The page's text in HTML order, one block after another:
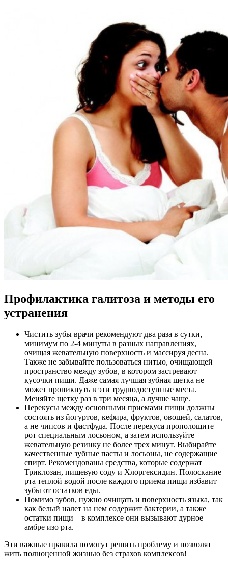
Профилактика галитоза и методы его
устранения
Чистить зубы врачи рекомендуют два раза в сутки,
минимум по 2-4 минуты в разных направлениях,
очищая жевательную поверхность и массируя десна.
Также не забывайте пользоваться нитью, очищающей
пространство между зубов, в котором застревают
кусочки пищи. Даже самая лучшая зубная щетка не
может проникнуть в эти труднодоступные места.
Меняйте щетку раз в три месяца, а лучше чаще.
Перекусы между основными приемами пищи должны
состоять из йогуртов, кефира, фруктов, овощей, салатов,
а не чипсов и фастфуда. После перекуса прополощите
рот специальным лосьоном, а затем используйте
жевательную резинку не более трех минут. Выбирайте
качественные зубные пасты и лосьоны, не содержащие
спирт. Рекомендованы средства, которые содержат
Триклозан, пищевую соду и Хлоргексидин. Полоскание
рта теплой водой после каждого приема пищи избавит
зубы от остатков еды.
Помимо зубов, нужно очищать и поверхность языка, так
как белый налет на нем содержит бактерии, а также
остатки пищи – в комплексе они вызывают дурное
амбре изо рта.
Эти важные правила помогут решить проблему и позволят
жить полноценной жизнью без страхов комплексов!